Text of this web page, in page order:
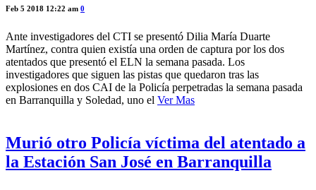
Feb 5 2018 12:22 am 0
Ante investigadores del CTI se presentó Dilia María Duarte
Martínez, contra quien existía una orden de captura por los dos
atentados que presentó el ELN la semana pasada. Los
investigadores que siguen las pistas que quedaron tras las
explosiones en dos CAI de la Policía perpetradas la semana pasada
en Barranquilla y Soledad, uno el Ver Mas
Murió otro Policía víctima del atentado a
la Estación San José en Barranquilla